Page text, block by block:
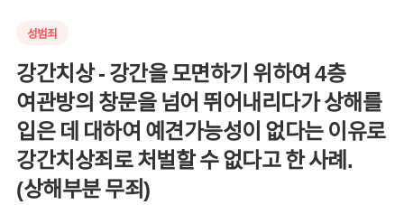
성범죄
강간치상 - 강간을 모면하기 위하여 4층
여관방의 창문을 넘어 뛰어내리다가 상해를
입은 데 대하여 예견가능성이 없다는 이유로
강간치상죄로 처벌할 수 없다고 한 사례.
(상해부분 무죄)